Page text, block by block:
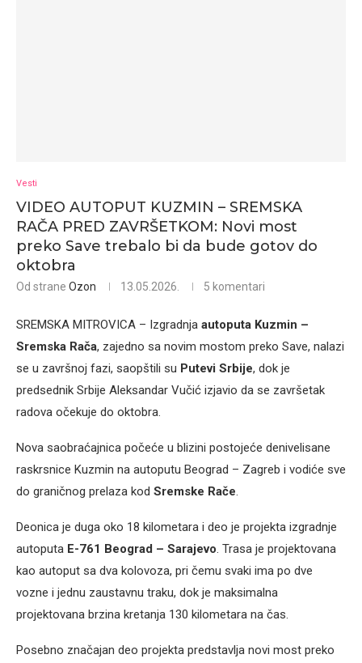
Vesti
VIDEO AUTOPUT KUZMIN – SREMSKA
RAČA PRED ZAVRŠETKOM: Novi most
preko Save trebalo bi da bude gotov do
oktobra
Od strane Ozon 13.05.2026. 5 komentari
SREMSKA MITROVICA – Izgradnja autoputa Kuzmin –
Sremska Rača, zajedno sa novim mostom preko Save, nalazi
se u završnoj fazi, saopštili su Putevi Srbije, dok je
predsednik Srbije Aleksandar Vučić izjavio da se završetak
radova očekuje do oktobra.
Nova saobraćajnica počeće u blizini postojeće denivelisane
raskrsnice Kuzmin na autoputu Beograd – Zagreb i vodiće sve
do graničnog prelaza kod Sremske Rače.
Deonica je duga oko 18 kilometara i deo je projekta izgradnje
autoputa E-761 Beograd – Sarajevo. Trasa je projektovana
kao autoput sa dva kolovoza, pri čemu svaki ima po dve
vozne i jednu zaustavnu traku, dok je maksimalna
projektovana brzina kretanja 130 kilometara na čas.
Posebno značajan deo projekta predstavlja novi most preko